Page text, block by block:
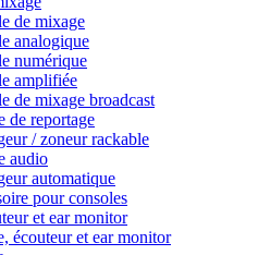
de mixage
analogique
numérique
amplifiée
de mixage broadcast
de reportage
/ zoneur rackable
audio
automatique
pour consoles
et ear monitor
écouteur et ear monitor